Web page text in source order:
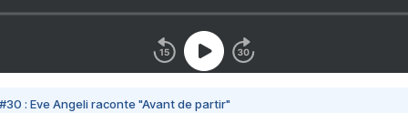
#30 : Eve Angeli raconte "Avant de partir"